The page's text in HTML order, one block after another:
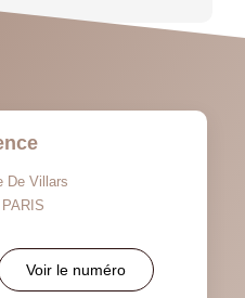
De Villars
PARIS
Voir le numéro